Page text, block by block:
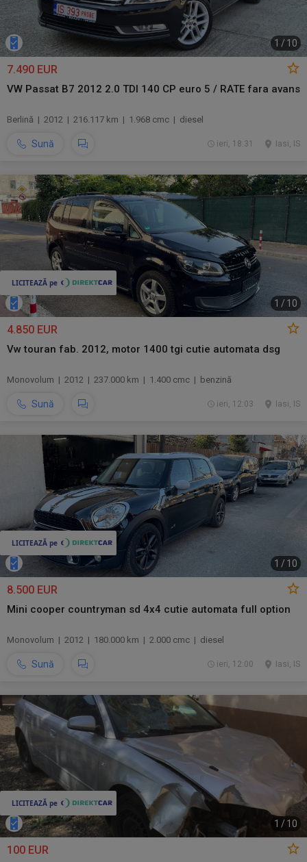
1 /10
7.490 EUR
VW Passat B7 2012 2.0 TDI 140 CP euro 5 / RATE fara avans
Berlină | 2012 | 216.117 km | 1.968 cmc | diesel
Sună Iasi, IS
ieri, 18:31
1 / 10
4.850 EUR
Vw touran fab. 2012, motor 1400 tgi cutie automata dsg
Monovolum | 2012 | 237.000 km | 1.400 cmc | benzină
Sună Iasi, IS
ieri, 12:03
1 / 10
8.500 EUR
Mini cooper countryman sd 4x4 cutie automata full option
Monovolum | 2012 | 180.000 km | 2.000 cmc | diesel
Sună Iasi, IS
ieri, 12:00
1 / 10
100 EUR